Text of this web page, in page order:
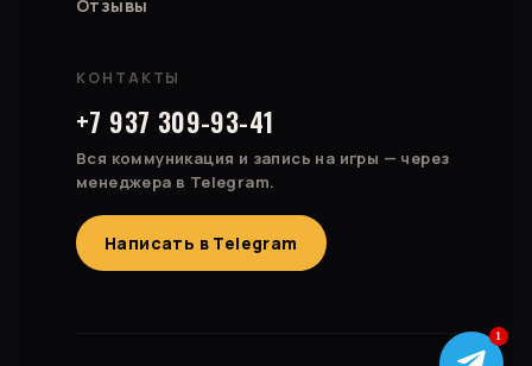
Отзывы
КОНТАКТЫ
+7 937 309-93-41
Вся коммуникация и запись на игры — через
менеджера в Telegram.
Написать в Telegram
1